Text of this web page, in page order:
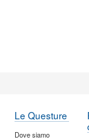
Le Questure
Dove siamo